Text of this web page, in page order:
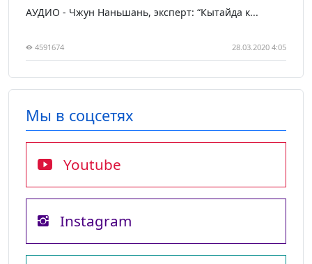
АУДИО - Чжун Наньшань, эксперт: “Кытайда к...
4591674 28.03.2020 4:05
Мы в соцсетях
Youtube
Instagram